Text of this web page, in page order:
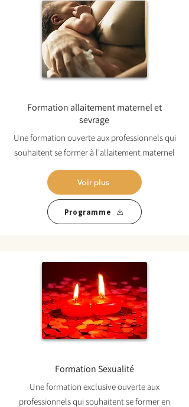
Formation allaitement maternel et
sevrage
Une formation ouverte aux professionnels qui
souhaitent se former à l'allaitement maternel
Voir plus
Programme
Formation Sexualité
Une formation exclusive ouverte aux
professionnels qui souhaitent se former en